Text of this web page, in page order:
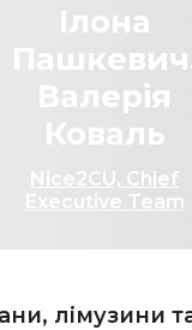
Ілона
Валерія
Коваль
Nice2CU, Chief
Executive Team
лімузини